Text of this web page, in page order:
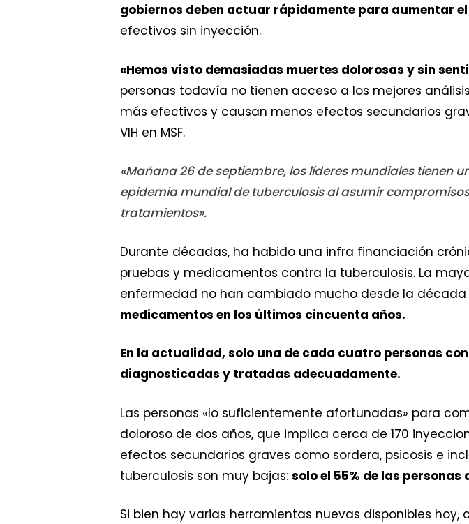
gobiernos deben actuar rápidamente para aumentar
efectivos sin inyección.
«Hemos visto demasiadas muertes dolorosas y sin
personas todavía no tienen acceso a los mejores
más efectivos y causan menos efectos secundarios
VIH en MSF.
«Mañana 26 de septiembre, los líderes mundiales
epidemia mundial de tuberculosis al asumir
tratamientos».
Durante décadas, ha habido una infra financiación
pruebas y medicamentos contra la tuberculosis. La
enfermedad no han cambiado mucho desde la década
medicamentos en los últimos cincuenta años.
En la actualidad, solo una de cada cuatro personas
diagnosticadas y tratadas adecuadamente.
Las personas «lo suficientemente afortunadas» para
doloroso de dos años, que implica cerca de 170
efectos secundarios graves como sordera, psicosis e
tuberculosis son muy bajas: solo el 55% de las
Si bien hay varias herramientas nuevas disponibles